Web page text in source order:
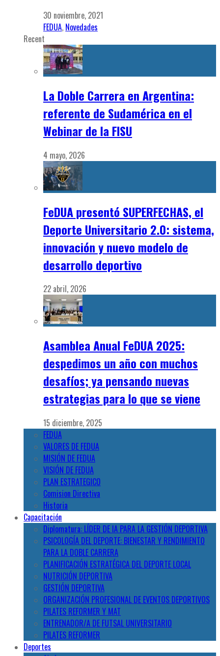
30 noviembre, 2021
FEDUA, Novedades
Recent
La Doble Carrera en Argentina:
referente de Sudamérica en el
Webinar de la FISU
4 mayo, 2026
FeDUA presentó SUPERFECHAS, el
Deporte Universitario 2.0: sistema,
innovación y nuevo modelo de
desarrollo deportivo
22 abril, 2026
Asamblea Anual FeDUA 2025:
despedimos un año con muchos
desafíos; ya pensando nuevas
estrategias para lo que se viene
15 diciembre, 2025
FEDUA
VALORES DE FEDUA
MISIÓN DE FEDUA
VISIÓN DE FEDUA
PLAN ESTRATEGICO
Comision Directiva
Historia
Capacitación
Diplomatura: LÍDER DE IA PARA LA GESTIÓN DEPORTIVA
PSICOLOGÍA DEL DEPORTE: BIENESTAR Y RENDIMIENTO
PARA LA DOBLE CARRERA
PLANIFICACIÓN ESTRATÉGICA DEL DEPORTE LOCAL
NUTRICIÓN DEPORTIVA
GESTIÓN DEPORTIVA
ORGANIZACIÓN PROFESIONAL DE EVENTOS DEPORTIVOS
PILATES REFORMER Y MAT
ENTRENADOR/A DE FUTSAL UNIVERSITARIO
PILATES REFORMER
Deportes